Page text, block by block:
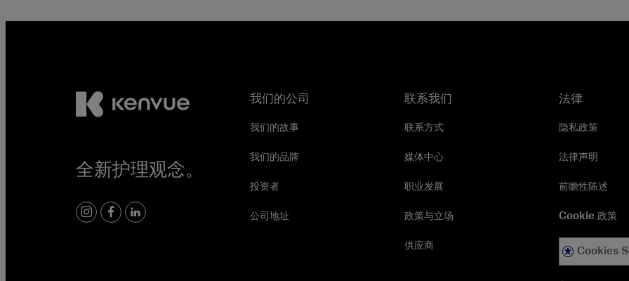
全新护理观念。
instagram
facebook
linkedin
我们的公司
我们的故事
我们的品牌
投资者
公司地址
联系我们
联系方式
媒体中心
职业发展
政策与立场
供应商
法律
隐私政策
法律声明
前瞻性陈述
Cookie 政策
Cookies